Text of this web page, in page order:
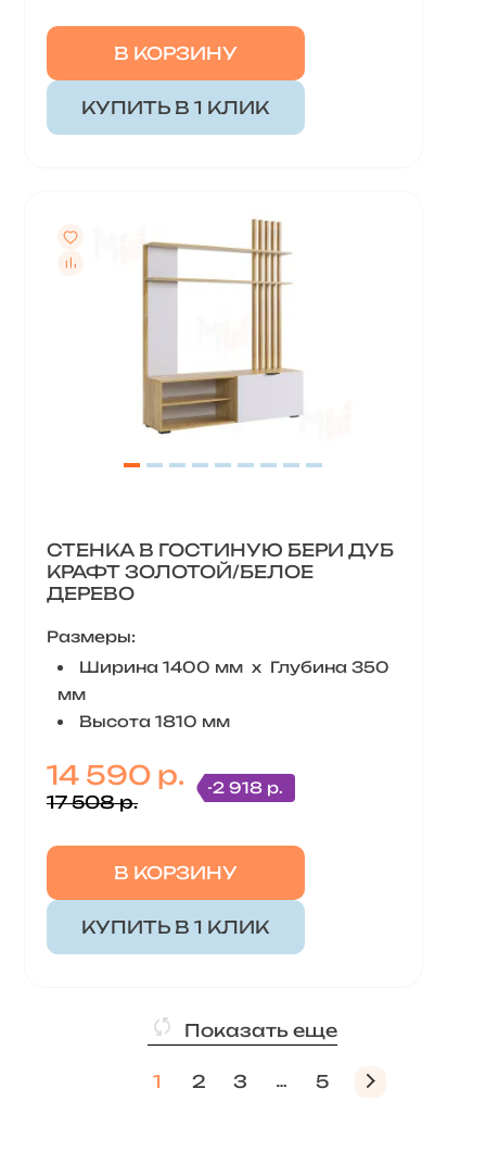
В КОРЗИНУ
КУПИТЬ В 1 КЛИК
СТЕНКА В ГОСТИНУЮ БЕРИ ДУБ
КРАФТ ЗОЛОТОЙ/БЕЛОЕ
ДЕРЕВО
Размеры:
Ширина 1400 мм х Глубина 350
мм
Высота 1810 мм
14 590 р.
17 508 р.
-2 918 р.
В КОРЗИНУ
КУПИТЬ В 1 КЛИК
Показать еще
1 2 3 5